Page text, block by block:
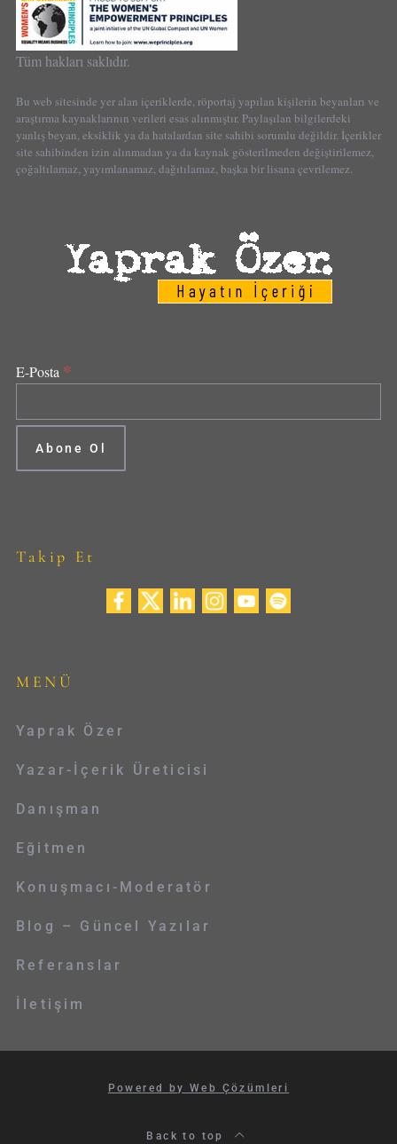
Tüm hakları saklıdır.
Bu web sitesinde yer alan içeriklerde, röportaj yapılan kişilerin beyanları ve
araştırma kaynaklarının verileri esas alınmıştır. Paylaşılan bilgilerdeki
yanlış beyan, eksiklik ya da hatalardan site sahibi sorumlu değildir. İçerikler
site sahibinden izin alınmadan ya da kaynak gösterilmeden değiştirilemez,
çoğaltılamaz, yayımlanamaz, dağıtılamaz, başka bir lisana çevrilemez.
E-Posta *
Takip Et
MENÜ
Yaprak Özer
Yazar-İçerik Üreticisi
Danışman
Eğitmen
Konuşmacı-Moderatör
Blog – Güncel Yazılar
Referanslar
İletişim
Powered by Web Çözümleri
Back to top